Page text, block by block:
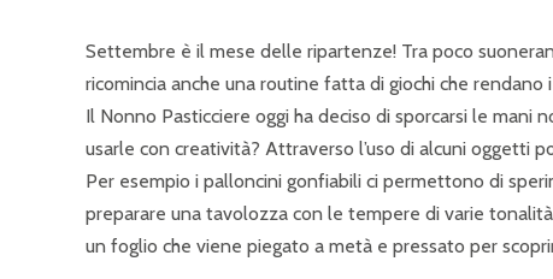
Settembre è il mese delle ripartenze! Tra poco
ricomincia anche una routine fatta di giochi che
Il Nonno Pasticciere oggi ha deciso di sporcarsi le mani
usarle con creatività? Attraverso l’uso di alcuni oggetti
Per esempio i palloncini gonfiabili ci permettono di
preparare una tavolozza con le tempere di varie
un foglio che viene piegato a metà e pressato per